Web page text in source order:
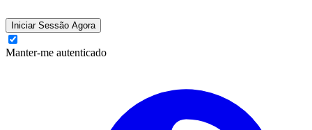
Iniciar Sessão Agora
Manter-me autenticado